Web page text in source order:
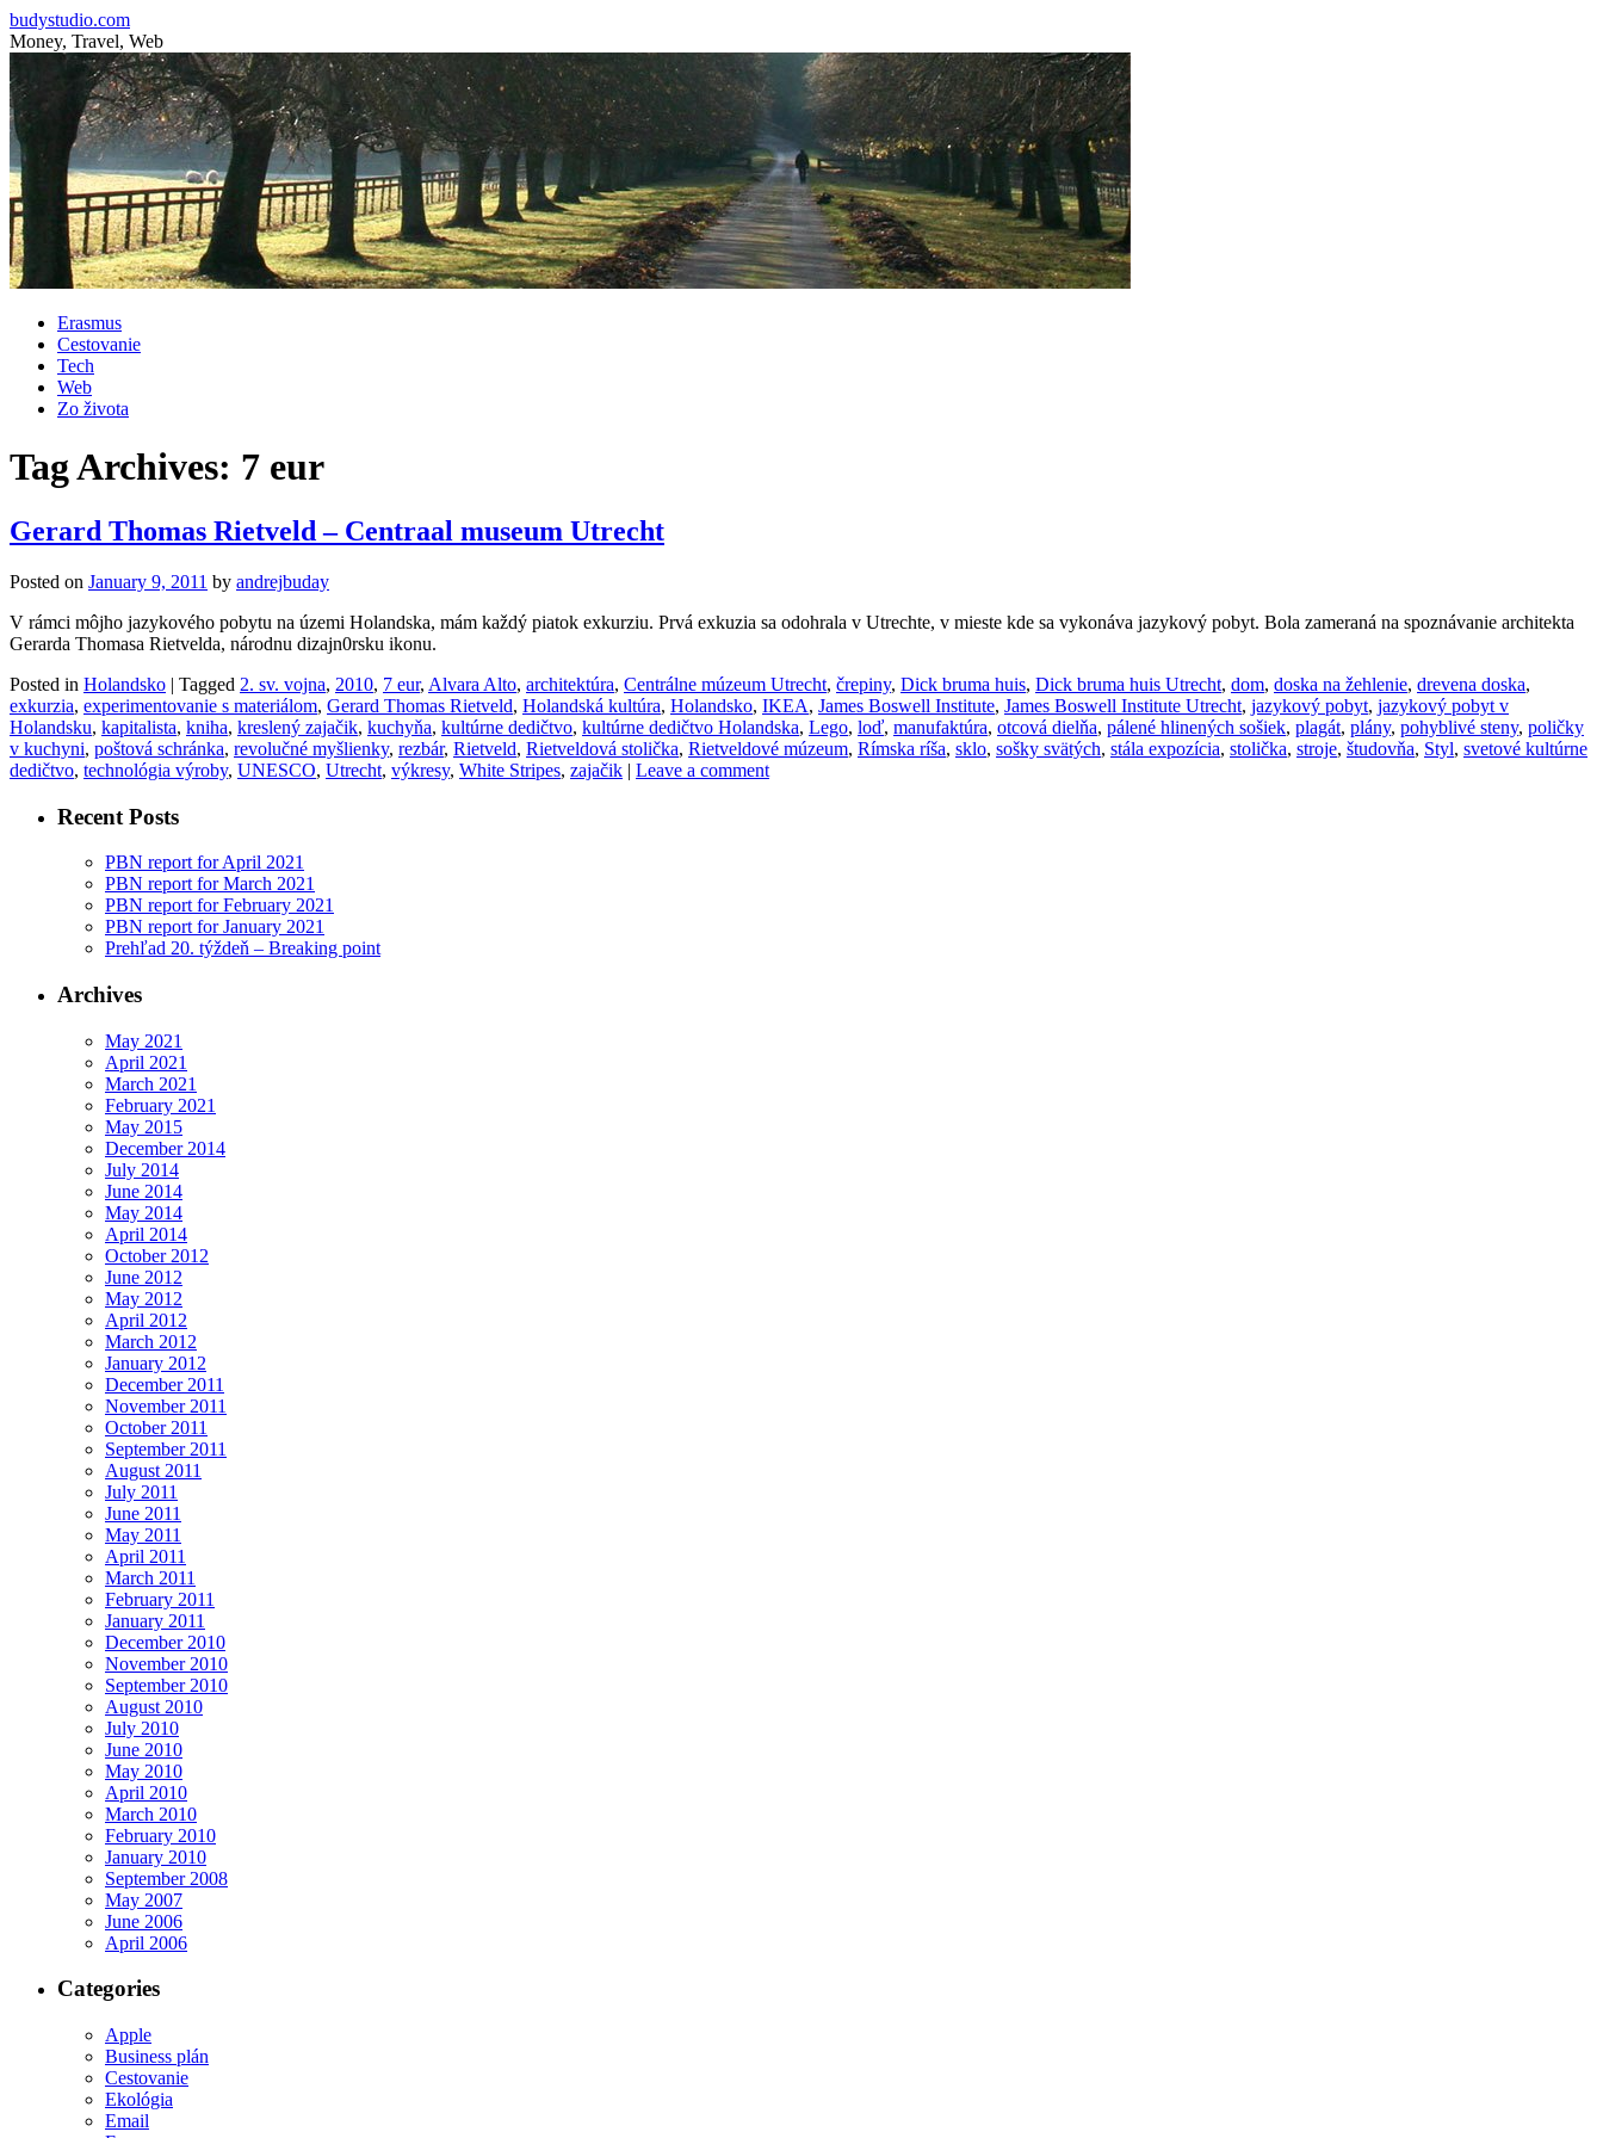
budystudio.com
Money, Travel, Web
Skip
content
Erasmus
Cestovanie
Tech
Web
Zo života
Tag Archives: 7 eur
Gerard Thomas Rietveld – Centraal museum Utrecht
Posted on January 9, 2011 by andrejbuday
V rámci môjho jazykového pobytu na územi Holandska, mám každý piatok exkurziu. Prvá exkuzia sa odohrala v Utrechte, v mieste kde sa vykonáva jazykový pobyt. Bola zameraná na spoznávanie architekta
Gerarda Thomasa Rietvelda, národnu dizajn0rsku ikonu.
Posted in Holandsko | Tagged 2. sv. vojna, 2010, 7 eur, Alvara Alto, architektúra, Centrálne múzeum Utrecht, črepiny, Dick bruma huis, Dick bruma huis Utrecht, dom, doska na žehlenie, drevena doska,
exkurzia, experimentovanie s materiálom, Gerard Thomas Rietveld, Holandská kultúra, Holandsko, IKEA, James Boswell Institute, James Boswell Institute Utrecht, jazykový pobyt, jazykový pobyt v
Holandsku, kapitalista, kniha, kreslený zajačik, kuchyňa, kultúrne dedičtvo, kultúrne dedičtvo Holandska, Lego, loď, manufaktúra, otcová dielňa, pálené hlinených sošiek, plagát, plány, pohyblivé steny, poličky
v kuchyni, poštová schránka, revolučné myšlienky, rezbár, Rietveld, Rietveldová stolička, Rietveldové múzeum, Rímska ríša, sklo, sošky svätých, stála expozícia, stolička, stroje, študovňa, Styl, svetové kultúrne
dedičtvo, technológia výroby, UNESCO, Utrecht, výkresy, White Stripes, zajačik | Leave a comment
Recent Posts
PBN report for April 2021
PBN report for March 2021
PBN report for February 2021
PBN report for January 2021
Prehľad 20. týždeň – Breaking point
Archives
May 2021
April 2021
March 2021
February 2021
May 2015
December 2014
July 2014
June 2014
May 2014
April 2014
October 2012
June 2012
May 2012
April 2012
March 2012
January 2012
December 2011
November 2011
October 2011
September 2011
August 2011
July 2011
June 2011
May 2011
April 2011
March 2011
February 2011
January 2011
December 2010
November 2010
September 2010
August 2010
July 2010
June 2010
May 2010
April 2010
March 2010
February 2010
January 2010
September 2008
May 2007
June 2006
April 2006
Categories
Apple
Business plán
Cestovanie
Ekológia
Email